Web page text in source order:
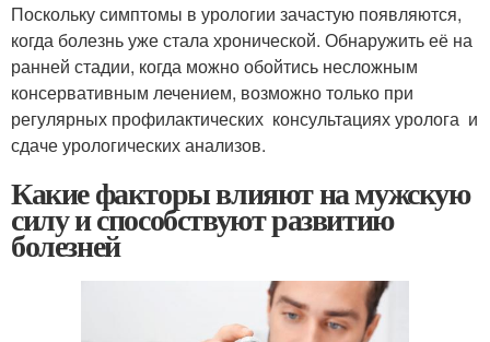
Поскольку симптомы в урологии зачастую появляются,
когда болезнь уже стала хронической. Обнаружить её на
ранней стадии, когда можно обойтись несложным
консервативным лечением, возможно только при
регулярных профилактических консультациях уролога и
сдаче урологических анализов.
Какие факторы влияют на мужскую
силу и способствуют развитию
болезней